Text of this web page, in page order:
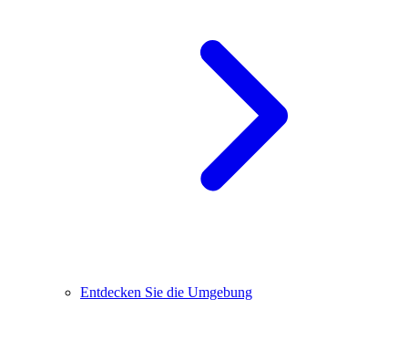
Entdecken Sie die Umgebung